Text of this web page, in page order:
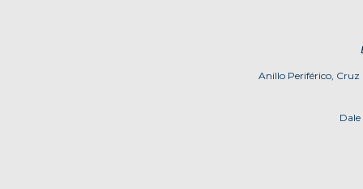
Anillo Periférico, Cruz